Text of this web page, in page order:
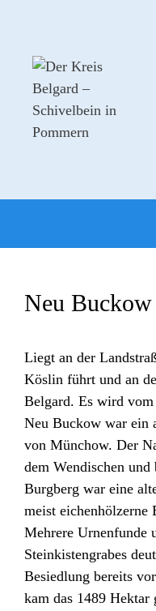
springen
Neu
Liegt an der
Köslin führt und an
Belgard. Es wird
Neu Buckow war ein
von Münchow. Der
dem Wendischen
Burgberg war eine
meist eichenhölzerne
Mehrere Urnenfunde
Steinkistengrabes
Besiedlung bereits
kam das 1489